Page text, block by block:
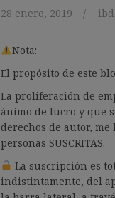
28 enero, 2019
Nota:
El propósito de este
La proliferación de
ánimo de lucro y que
derechos de autor,
personas SUSCRITAS.
La suscripción es
indistintamente, del